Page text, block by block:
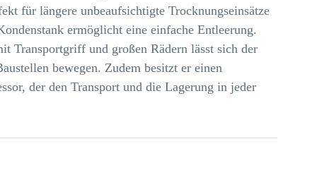
für längere unbeaufsichtigte Trocknungseinsätze
ermöglicht eine einfache Entleerung.
Transportgriff und großen Rädern lässt sich der
bewegen. Zudem besitzt er einen
der den Transport und die Lagerung in jeder